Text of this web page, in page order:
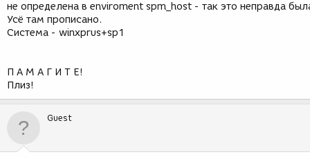
не определена в enviroment spm_host - так это неправда
Усё там прописано.
Система - winxprus+sp1
П А М А Г И Т Е!
Плиз!
Guest